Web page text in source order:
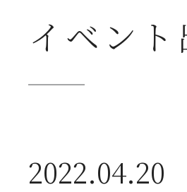
2026年07
イベン
2022.04.20